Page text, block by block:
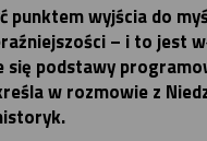
punktem wyjścia do
– i to jest
się podstawy
w rozmowie z